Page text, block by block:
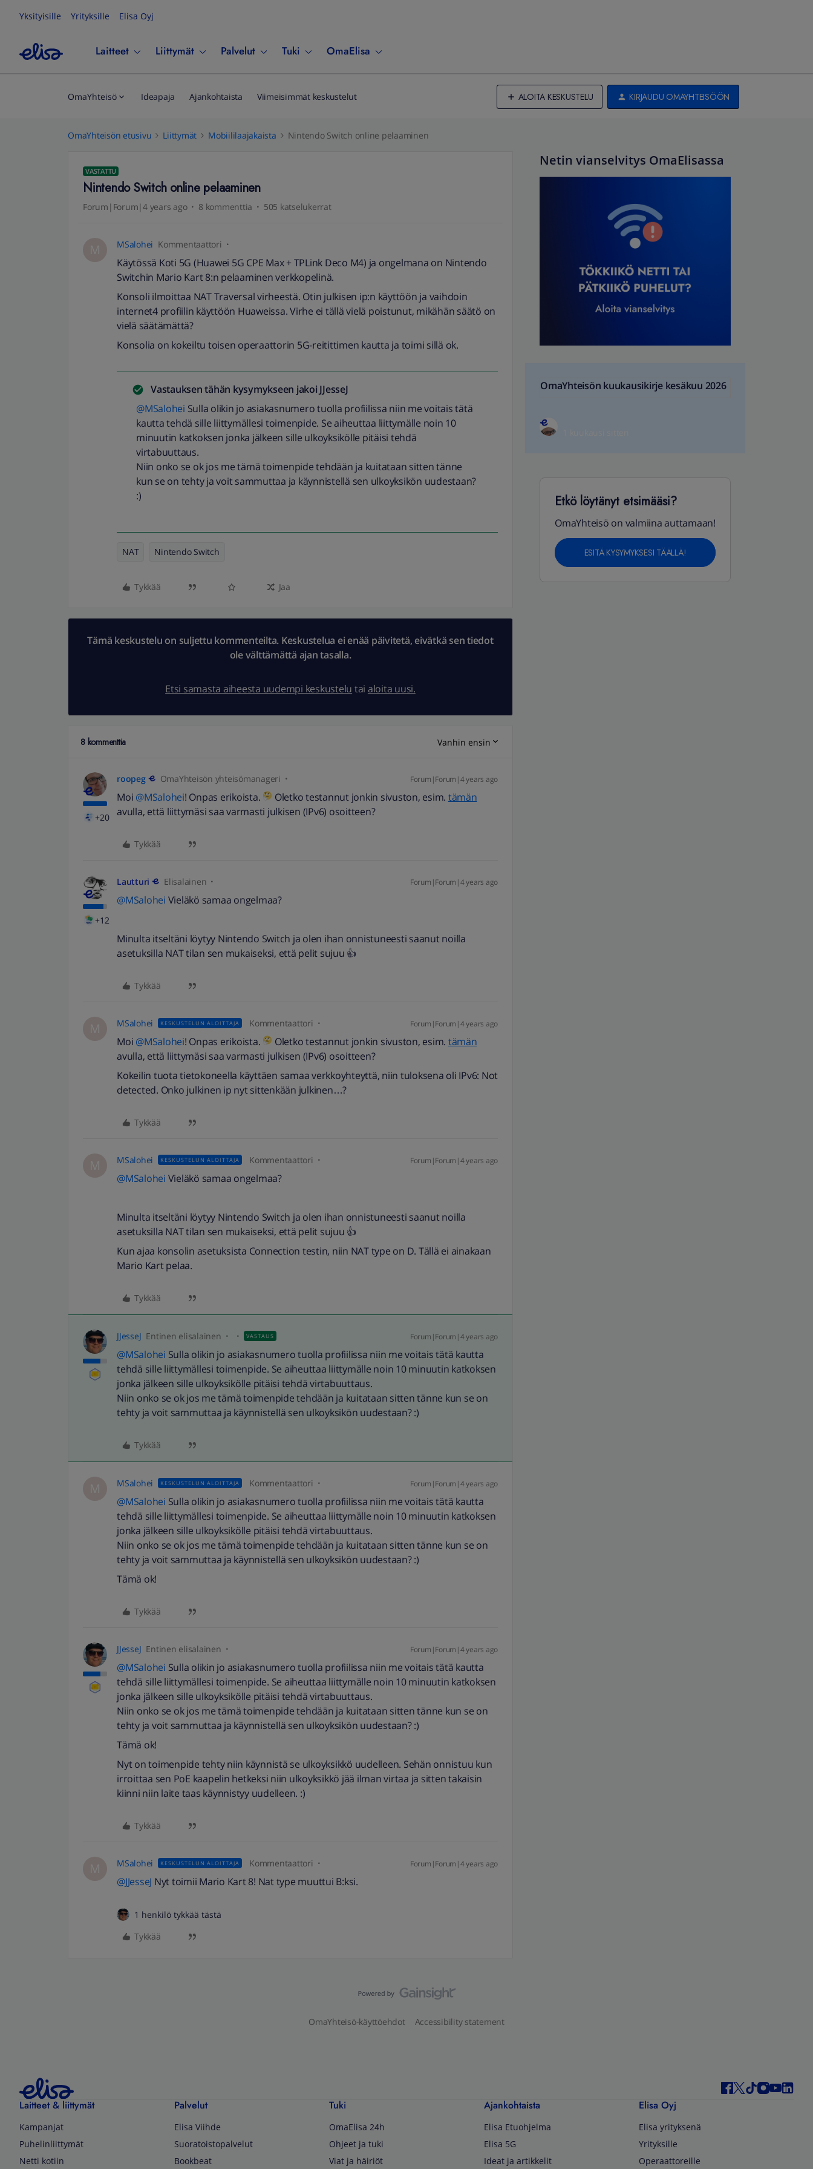
Yksityisille Yrityksille Elisa Oyj
Laitteet Liittymät Palvelut Tuki OmaElisa
OmaYhteisö Ideapaja Ajankohtaista Viimeisimmät keskustelut ALOITA KESKUSTELU KIRJAUDU OMAYHTEISÖÖN
OmaYhteisön etusivu Liittymät Mobiililaajakaista Nintendo Switch online pelaaminen
VASTATTU
Nintendo Switch online pelaaminen
Forum|Forum|4 years ago 8 kommenttia 505 katselukerrat
M MSalohei Kommentaattori
Käytössä Koti 5G (Huawei 5G CPE Max + TPLink Deco M4) ja ongelmana on Nintendo
Switchin Mario Kart 8:n pelaaminen verkkopelinä.
Konsoli ilmoittaa NAT Traversal virheestä. Otin julkisen ip:n käyttöön ja vaihdoin
internet4 profiilin käyttöön Huaweissa. Virhe ei tällä vielä poistunut, mikähän säätö on
vielä säätämättä?
Konsolia on kokeiltu toisen operaattorin 5G-reitittimen kautta ja toimi sillä ok.
Vastauksen tähän kysymykseen jakoi JJesseJ
@MSalohei Sulla olikin jo asiakasnumero tuolla profiilissa niin me voitais tätä
kautta tehdä sille liittymällesi toimenpide. Se aiheuttaa liittymälle noin 10
minuutin katkoksen jonka jälkeen sille ulkoyksikölle pitäisi tehdä
virtabuuttaus.
Niin onko se ok jos me tämä toimenpide tehdään ja kuitataan sitten tänne
kun se on tehty ja voit sammuttaa ja käynnistellä sen ulkoyksikön uudestaan?
:)
NAT Nintendo Switch
Tykkää Jaa
Tämä keskustelu on suljettu kommenteilta. Keskustelua ei enää päivitetä, eivätkä sen tiedot
ole välttämättä ajan tasalla.
Etsi samasta aiheesta uudempi keskustelu tai aloita uusi.
8 kommenttia Vanhin ensin
+20
roopeg OmaYhteisön yhteisömanageri Forum|Forum|4 years ago
Moi @MSalohei! Onpas erikoista. Oletko testannut jonkin sivuston, esim. tämän
avulla, että liittymäsi saa varmasti julkisen (IPv6) osoitteen?
Tykkää
+12
Lautturi Elisalainen Forum|Forum|4 years ago
@MSalohei Vieläkö samaa ongelmaa?
Minulta itseltäni löytyy Nintendo Switch ja olen ihan onnistuneesti saanut noilla
asetuksilla NAT tilan sen mukaiseksi, että pelit sujuu 👍
Tykkää
M MSalohei KESKUSTELUN ALOITTAJA Kommentaattori Forum|Forum|4 years ago
Moi @MSalohei! Onpas erikoista. Oletko testannut jonkin sivuston, esim. tämän
avulla, että liittymäsi saa varmasti julkisen (IPv6) osoitteen?
Kokeilin tuota tietokoneella käyttäen samaa verkkoyhteyttä, niin tuloksena oli IPv6: Not
detected. Onko julkinen ip nyt sittenkään julkinen…?
Tykkää
M MSalohei KESKUSTELUN ALOITTAJA Kommentaattori Forum|Forum|4 years ago
@MSalohei Vieläkö samaa ongelmaa?
Minulta itseltäni löytyy Nintendo Switch ja olen ihan onnistuneesti saanut noilla
asetuksilla NAT tilan sen mukaiseksi, että pelit sujuu 👍
Kun ajaa konsolin asetuksista Connection testin, niin NAT type on D. Tällä ei ainakaan
Mario Kart pelaa.
Tykkää
JJesseJ Entinen elisalainen VASTAUS Forum|Forum|4 years ago
@MSalohei Sulla olikin jo asiakasnumero tuolla profiilissa niin me voitais tätä kautta
tehdä sille liittymällesi toimenpide. Se aiheuttaa liittymälle noin 10 minuutin katkoksen
jonka jälkeen sille ulkoyksikölle pitäisi tehdä virtabuuttaus.
Niin onko se ok jos me tämä toimenpide tehdään ja kuitataan sitten tänne kun se on
tehty ja voit sammuttaa ja käynnistellä sen ulkoyksikön uudestaan? :)
Tykkää
M MSalohei KESKUSTELUN ALOITTAJA Kommentaattori Forum|Forum|4 years ago
@MSalohei Sulla olikin jo asiakasnumero tuolla profiilissa niin me voitais tätä kautta
tehdä sille liittymällesi toimenpide. Se aiheuttaa liittymälle noin 10 minuutin katkoksen
jonka jälkeen sille ulkoyksikölle pitäisi tehdä virtabuuttaus.
Niin onko se ok jos me tämä toimenpide tehdään ja kuitataan sitten tänne kun se on
tehty ja voit sammuttaa ja käynnistellä sen ulkoyksikön uudestaan? :)
Tämä ok!
Tykkää
JJesseJ Entinen elisalainen Forum|Forum|4 years ago
@MSalohei Sulla olikin jo asiakasnumero tuolla profiilissa niin me voitais tätä kautta
tehdä sille liittymällesi toimenpide. Se aiheuttaa liittymälle noin 10 minuutin katkoksen
jonka jälkeen sille ulkoyksikölle pitäisi tehdä virtabuuttaus.
Niin onko se ok jos me tämä toimenpide tehdään ja kuitataan sitten tänne kun se on
tehty ja voit sammuttaa ja käynnistellä sen ulkoyksikön uudestaan? :)
Tämä ok!
Nyt on toimenpide tehty niin käynnistä se ulkoyksikkö uudelleen. Sehän onnistuu kun
irroittaa sen PoE kaapelin hetkeksi niin ulkoyksikkö jää ilman virtaa ja sitten takaisin
kiinni niin laite taas käynnistyy uudelleen. :)
Tykkää
M MSalohei KESKUSTELUN ALOITTAJA Kommentaattori Forum|Forum|4 years ago
@JJesseJ Nyt toimii Mario Kart 8! Nat type muuttui B:ksi.
1 henkilö tykkää tästä
Tykkää
Netin vianselvitys OmaElisassa
OmaYhteisön kuukausikirje kesäkuu 2026
Etkö löytänyt etsimääsi?
OmaYhteisö on valmiina auttamaan!
ESITÄ KYSYMYKSESI TÄÄLLÄ!
OmaYhteisö-käyttöehdot Accessibility statement
Laitteet & liittymät
Kampanjat
Puhelinliittymät
Netti kotiin
Palvelut
Elisa Viihde
Suoratoistopalvelut
Bookbeat
Tuki
OmaElisa 24h
Ohjeet ja tuki
Viat ja häiriöt
Ajankohtaista
Elisa Etuohjelma
Elisa 5G
Ideat ja artikkelit
Elisa Oyj
Elisa yrityksenä
Yrityksille
Operaattoreille